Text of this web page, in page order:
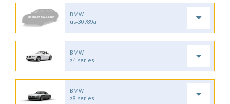
BMW
us-30789a
BMW
z4 series
BMW
z8 series